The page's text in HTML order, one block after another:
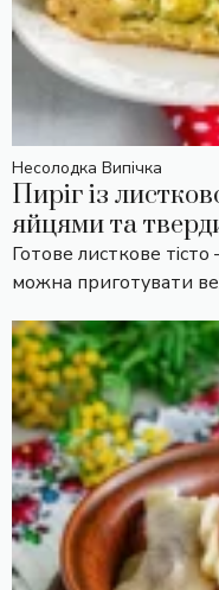
Несолодка Випічка
Пиріг із
яйцями та
Готове листкове
можна приготувати